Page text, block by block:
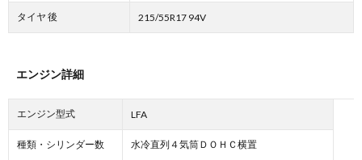
タイヤ 後 215/55R17 94V
エンジン詳細
エンジン型式 LFA
種類・シリンダー数 水冷直列４気筒ＤＯＨＣ横置